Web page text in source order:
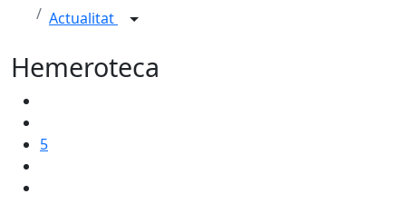
Actualitat
Hemeroteca
5